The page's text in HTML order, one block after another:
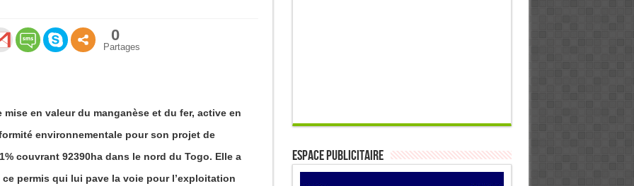
0
Partages
en valeur du manganèse et du fer, active en
environnementale pour son projet de
couvrant 92390ha dans le nord du Togo. Elle a
permis qui lui pave la voie pour l’exploitation
ESPACE PUBLICITAIRE